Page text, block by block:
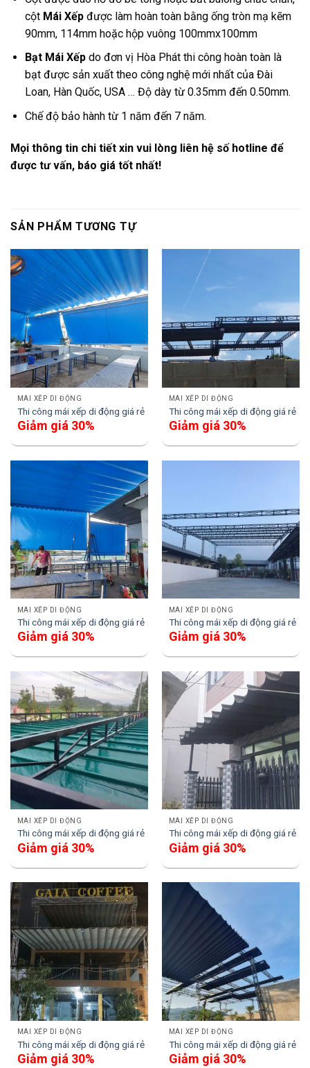
cột Mái Xếpđược làm hoàn toàn bằng ống tròn mạ kẽm
90mm, 114mm hoặc hộp vuông 100mmx100mm
Bạt Mái Xếpdo đơn vị Hòa Phát thi công hoàn toàn là
bạt được sản xuất theo công nghệ mới nhất của Đài
Loan, Hàn Quốc, USA … Độ dày từ 0.35mm đến 0.50mm.
Chế độ bảo hành từ 1 năm đến 7 năm.
Mọi thông tin chi tiết xin vui lòng liên hệ số hotline để
được tư vấn, báo giá tốt nhất!
SẢN PHẨM TƯƠNG TỰ
MÁI XẾP DI ĐỘNG
Thi công mái xếp di động giá rẻ
Giảm giá 30%
MÁI XẾP DI ĐỘNG
Thi công mái xếp di động giá rẻ
Giảm giá 30%
MÁI XẾP DI ĐỘNG
Thi công mái xếp di động giá rẻ
Giảm giá 30%
MÁI XẾP DI ĐỘNG
Thi công mái xếp di động giá rẻ
Giảm giá 30%
MÁI XẾP DI ĐỘNG
Thi công mái xếp di động giá rẻ
Giảm giá 30%
MÁI XẾP DI ĐỘNG
Thi công mái xếp di động giá rẻ
Giảm giá 30%
MÁI XẾP DI ĐỘNG
Thi công mái xếp di động giá rẻ
Giảm giá 30%
MÁI XẾP DI ĐỘNG
Thi công mái xếp di động giá rẻ
Giảm giá 30%